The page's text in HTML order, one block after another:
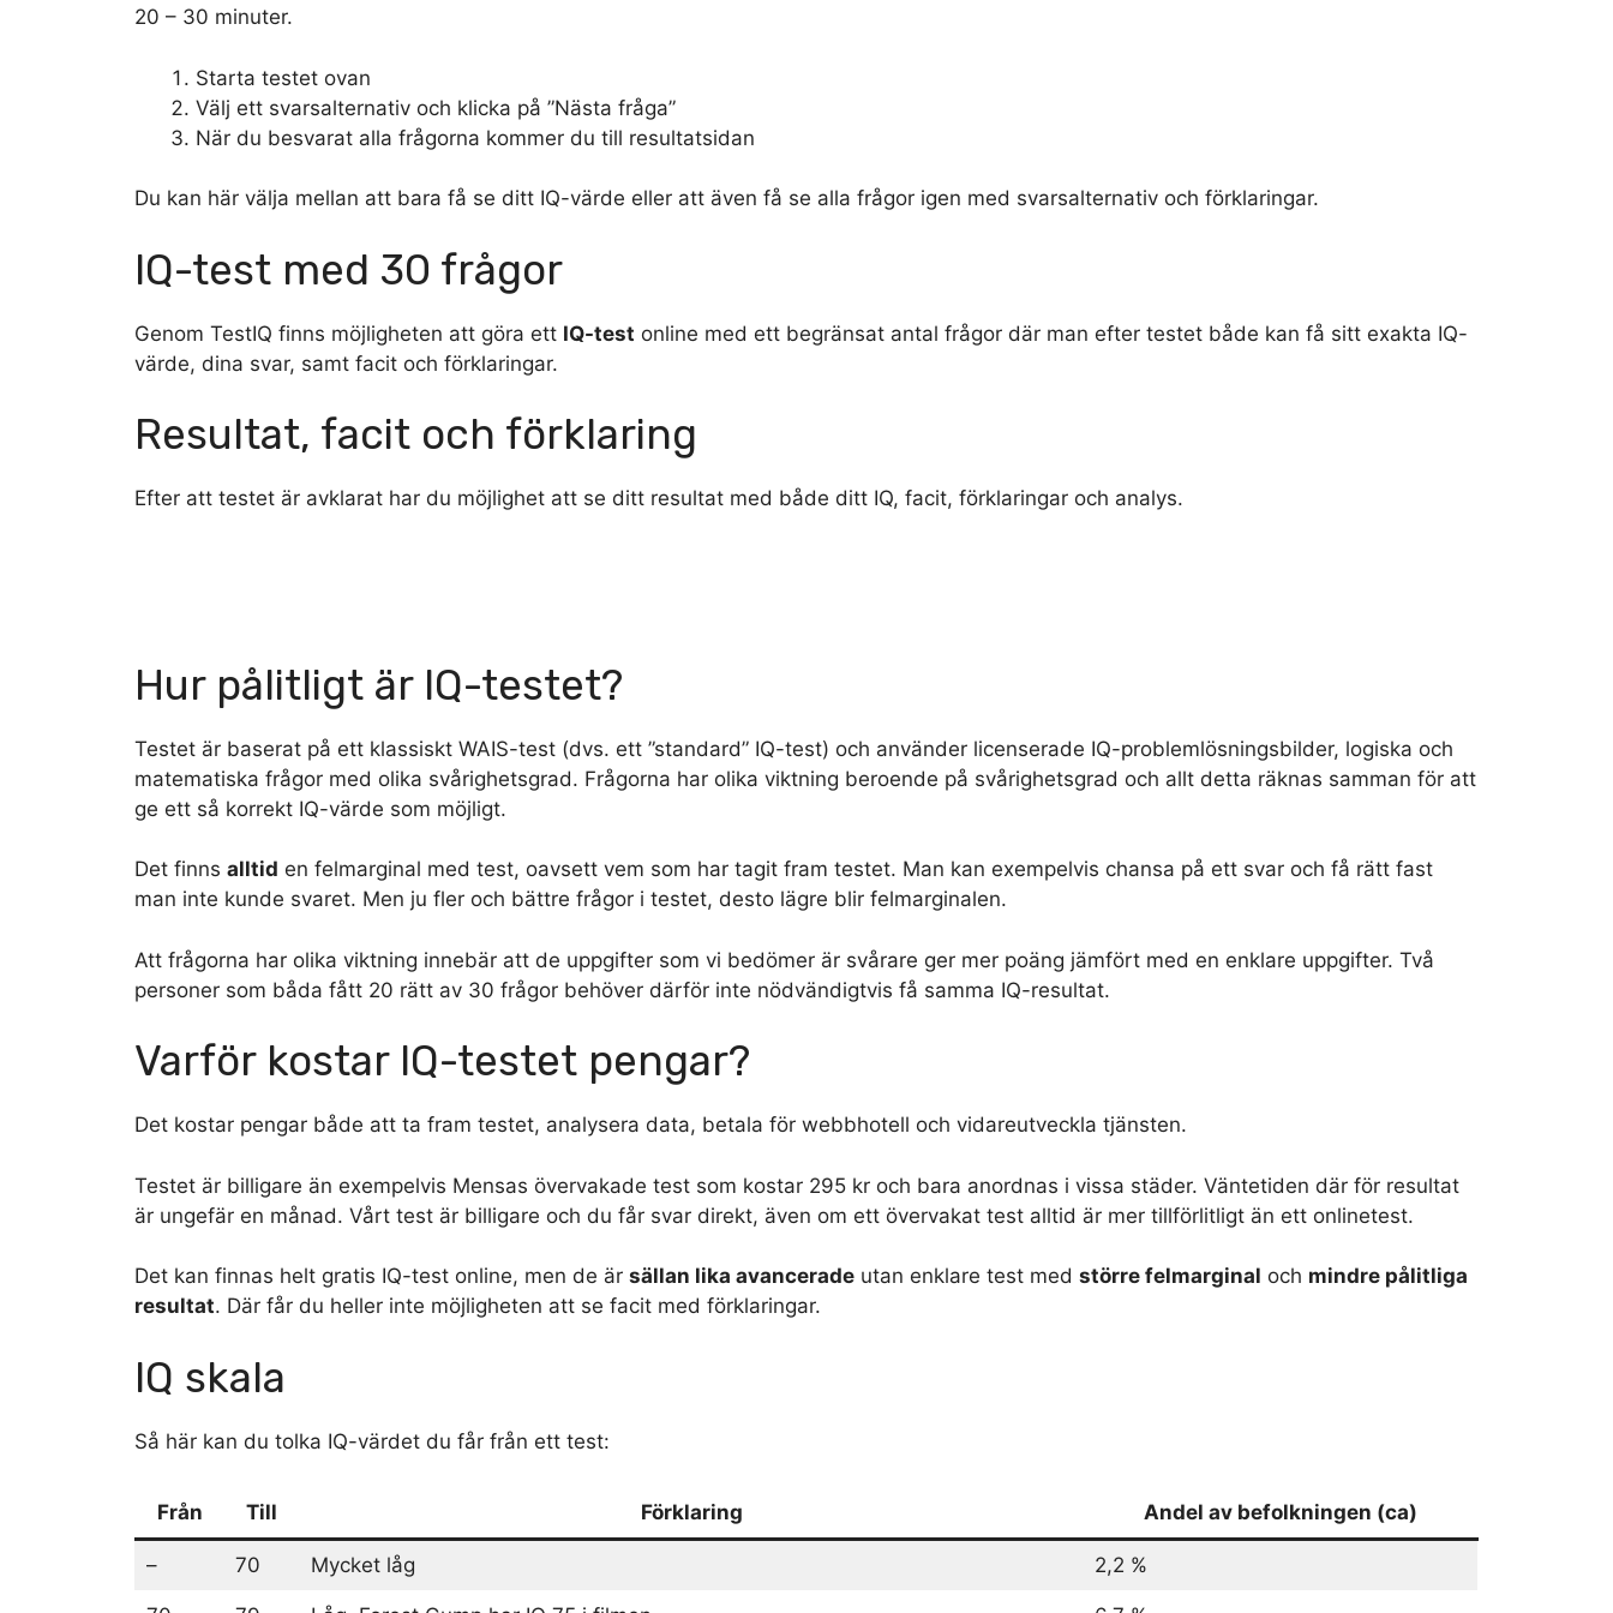
20 – 30 minuter.
Starta testet ovan
Välj ett svarsalternativ och klicka på ”Nästa fråga”
När du besvarat alla frågorna kommer du till resultatsidan
Du kan här välja mellan att bara få se ditt IQ-värde eller att även få se alla frågor igen med svarsalternativ och förklaringar.
IQ-test med 30 frågor
Genom TestIQ finns möjligheten att göra ett IQ-test online med ett begränsat antal frågor där man efter testet både kan få sitt exakta IQ-
värde, dina svar, samt facit och förklaringar.
Resultat, facit och förklaring
Efter att testet är avklarat har du möjlighet att se ditt resultat med både ditt IQ, facit, förklaringar och analys.
Hur pålitligt är IQ-testet?
Testet är baserat på ett klassiskt WAIS-test (dvs. ett ”standard” IQ-test) och använder licenserade IQ-problemlösningsbilder, logiska och
matematiska frågor med olika svårighetsgrad. Frågorna har olika viktning beroende på svårighetsgrad och allt detta räknas samman för att
ge ett så korrekt IQ-värde som möjligt.
Det finns alltid en felmarginal med test, oavsett vem som har tagit fram testet. Man kan exempelvis chansa på ett svar och få rätt fast
man inte kunde svaret. Men ju fler och bättre frågor i testet, desto lägre blir felmarginalen.
Att frågorna har olika viktning innebär att de uppgifter som vi bedömer är svårare ger mer poäng jämfört med en enklare uppgifter. Två
personer som båda fått 20 rätt av 30 frågor behöver därför inte nödvändigtvis få samma IQ-resultat.
Varför kostar IQ-testet pengar?
Det kostar pengar både att ta fram testet, analysera data, betala för webbhotell och vidareutveckla tjänsten.
Testet är billigare än exempelvis Mensas övervakade test som kostar 295 kr och bara anordnas i vissa städer. Väntetiden där för resultat
är ungefär en månad. Vårt test är billigare och du får svar direkt, även om ett övervakat test alltid är mer tillförlitligt än ett onlinetest.
Det kan finnas helt gratis IQ-test online, men de är sällan lika avancerade utan enklare test med större felmarginal och mindre pålitliga
resultat. Där får du heller inte möjligheten att se facit med förklaringar.
IQ skala
Så här kan du tolka IQ-värdet du får från ett test:
Från Till Förklaring Andel av befolkningen (ca)
– 70 Mycket låg 2,2 %